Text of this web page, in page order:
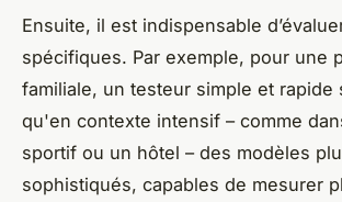
Ensuite, il est indispensable
spécifiques. Par exemple, pour une
familiale, un testeur simple et rapide
qu'en contexte intensif – comme
sportif ou un hôtel – des modèles
sophistiqués, capables de mesurer